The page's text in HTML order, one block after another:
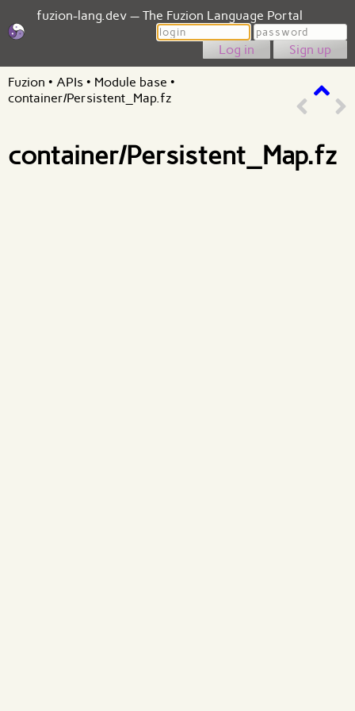
fuzion-lang.dev — The Fuzion Language Portal
Login
Password
Sign up
Fuzion • APIs • Module base •
container/Persistent_Map.fz
container/Persistent_Map.fz